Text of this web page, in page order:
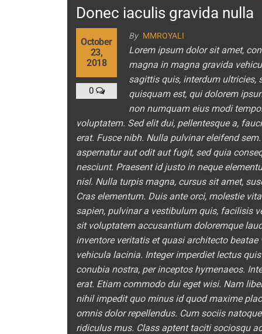
Donec iaculis gravida nulla
By MMROYALI
October
23,
2018
0
Lorem ipsum dolor sit amet,
magna in magna gravida
sagittis quis, interdum ultricies,
quisquam est, qui dolorem
non numquam eius modi
voluptatem. Sed elit dui, pellentesque a,
erat. Fusce nibh. Nulla pulvinar eleifend
aspernatur aut odit aut fugit, sed quia
nesciunt. Praesent id justo in neque
nisl. Nulla turpis magna, cursus sit amet,
Cras elementum. Duis ante orci, molestie
sapien, pulvinar a vestibulum quis, facilisis
sit voluptatem accusantium doloremque
inventore veritatis et quasi architecto
vehicula lacinia. Integer imperdiet lectus
conubia nostra, per inceptos hymenaeos.
erat. Etiam commodo dui eget wisi. Nam
nihil impedit quo minus id quod maxime
omnis dolor repellendus. Cum sociis
ridiculus mus. Class aptent taciti sociosqu